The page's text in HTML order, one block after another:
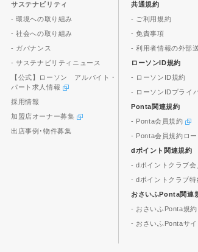
サステナビリティ
- 環境への取り組み
- 社会への取り組み
- ガバナンス
- サステナビリティニュース
【公式】ローソン アルバイト・
パート求人情報
採用情報
加盟店オーナー募集
出店事例･物件募集
共通規約
- ご利用規約
- 免責事項
- 利用者情報の外部
ローソンID規約
- ローソンID規約
- ローソンIDプライ
Ponta関連規約
- Ponta会員規約
- Ponta会員規約ロ
dポイント関連規約
- dポイントクラブ会
- dポイントクラブ
おさいふPonta関連
- おさいふPonta規約
- おさいふPontaサ